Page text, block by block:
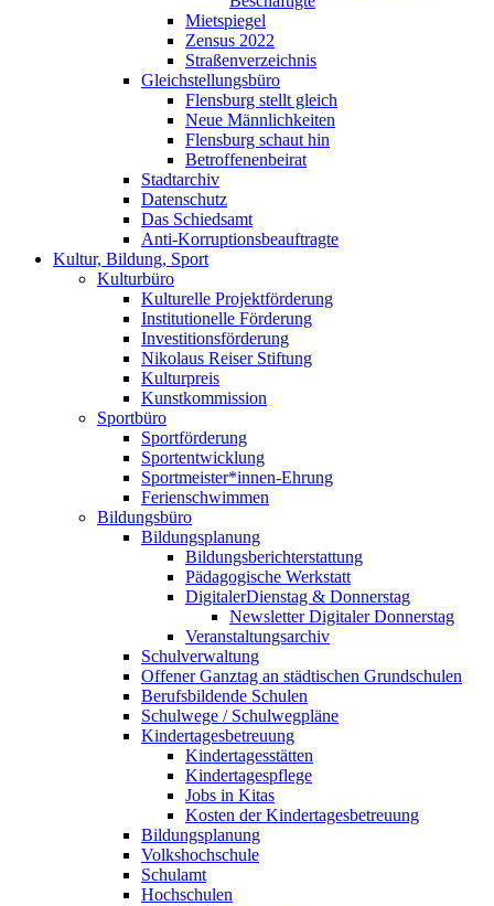
Mietspiegel
Zensus 2022
Straßenverzeichnis
Gleichstellungsbüro
Flensburg stellt gleich
Neue Männlichkeiten
Flensburg schaut hin
Betroffenenbeirat
Stadtarchiv
Datenschutz
Das Schiedsamt
Anti-Korruptionsbeauftragte
Kultur, Bildung, Sport
Kulturbüro
Kulturelle Projektförderung
Institutionelle Förderung
Investitionsförderung
Nikolaus Reiser Stiftung
Kulturpreis
Kunstkommission
Sportbüro
Sportförderung
Sportentwicklung
Sportmeister*innen-Ehrung
Ferienschwimmen
Bildungsbüro
Bildungsplanung
Bildungsberichterstattung
Pädagogische Werkstatt
DigitalerDienstag & Donnerstag
Newsletter Digitaler Donnerstag
Veranstaltungsarchiv
Schulverwaltung
Offener Ganztag an städtischen Grundschulen
Berufsbildende Schulen
Schulwege / Schulwegpläne
Kindertagesbetreuung
Kindertagesstätten
Kindertagespflege
Jobs in Kitas
Kosten der Kindertagesbetreuung
Bildungsplanung
Volkshochschule
Schulamt
Hochschulen